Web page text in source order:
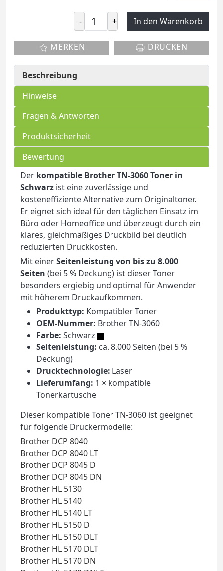
- + In den Warenkorb
MERKEN DRUCKEN
Beschreibung
Hinweise
Fragen & Antworten
Produktsicherheit
Bewertung
Der kompatible Brother TN-3060 Toner in
Schwarzist eine zuverlässige und
kosteneffiziente Alternative zum Originaltoner.
Er eignet sich ideal für den täglichen Einsatz im
Büro oder Homeoffice und überzeugt durch ein
klares, gleichmäßiges Druckbild bei deutlich
reduzierten Druckkosten.
Mit einerSeitenleistung von bis zu 8.000
Seiten (bei 5 % Deckung) ist dieser Toner
besonders ergiebig und optimal für Anwender
mit höherem Druckaufkommen.
Produkttyp: Kompatibler Toner
OEM-Nummer: Brother TN-3060
Farbe: Schwarz
Seitenleistung: ca. 8.000 Seiten (bei 5 %
Deckung)
Drucktechnologie: Laser
Lieferumfang: 1 × kompatible
Tonerkartusche
Dieser kompatible Toner TN-3060 ist geeignet
für folgende Druckermodelle:
Brother DCP 8040
Brother DCP 8040 LT
Brother DCP 8045 D
Brother DCP 8045 DN
Brother HL 5130
Brother HL 5140
Brother HL 5140 LT
Brother HL 5150 D
Brother HL 5150 DLT
Brother HL 5170 DLT
Brother HL 5170 DN